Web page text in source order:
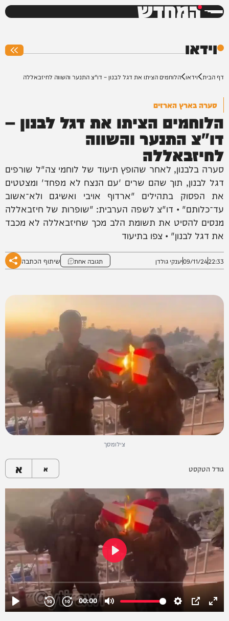
המחדש
וידאו
דף הבית וידאו הלוחמים הציתו את דגל לבנון – דו"צ התנער והשווה לחיזבאללה
סערה בארץ הארזים
הלוחמים הציתו את דגל לבנון –
דו"צ התנער והשווה
לחיזבאללה
סערה בלבנון, לאחר שהופץ תיעוד של לוחמי צה"ל שורפים
דגל לבנון, תוך שהם שרים 'עם הנצח לא מפחד' ומצטטים
את הפסוק בתהילים "ארדוף אויבי ואשיגם ולא־אשוב
עד־כלותם" • דו"צ לשפה הערבית: "שופרות של חיזבאללה
מנסים להסיט את תשומת הלב מכך שחיזבאללה לא מכבד
את דגל לבנון" • צפו בתיעוד
22:33
09/11/24יענקי גולדן תגובה אחת שיתוף הכתבה
צילומסך
גודל הטקסט א א